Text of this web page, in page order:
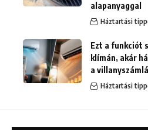
alapanyaggal
Háztartási
Ezt a funkciót
klímán, akár
a
Háztartási